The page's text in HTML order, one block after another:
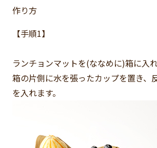
作り方
【手順1】
ランチョンマットを(ななめに)箱に入れ
箱の片側に水を張ったカップを置き、
を入れます。